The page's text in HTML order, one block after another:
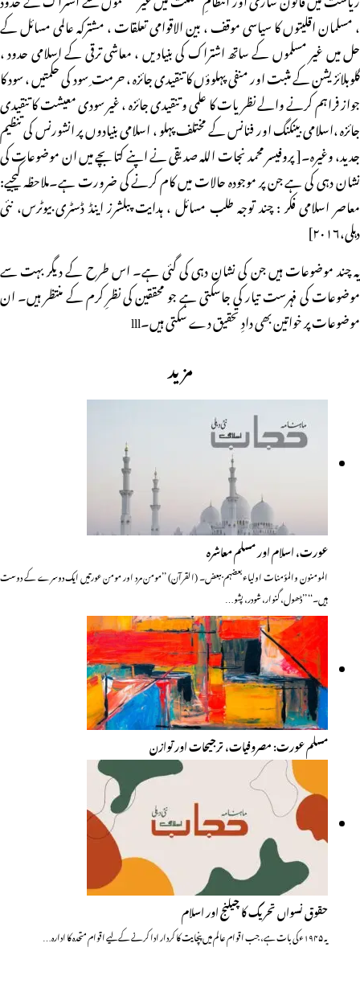
، مسلمان اقلیتوں کا سیاسی موقف ، بین الاقوامی تعلقات ، مشترکہ عالمی مسائل کے
حل میں غیر مسلموں کے ساتھ اشتراک کی بنیادیں ، معاشی ترقی کے اسلامی حدود ،
گلوبلائزیشن کے مثبت اور منفی پہلوؤں کا تنقیدی جائزہ ، حرمت ِ سود کی حکمتیں ، سود کا
جواز فراہم کرنے والے نظریات کا علمی و تنقیدی جائزہ ، غیر سودی معیشت کا تنقیدی
جائزہ ،اسلامی بینکنگ اور فنانس کے مختلف پہلو ، اسلامی بنیادوں پر انشورنس کی تنظیم
جدید، وغیرہ۔[ پروفیسر محمد نجات اللہ صدیقی نے اپنے کتابچے میں ان موضوعات کی
نشان دہی کی ہے جن پر موجودہ حالات میں کام کرنے کی ضرورت ہے۔ملاحظہ کیجیے:
معاصر اسلامی فکر : چند توجہ طلب مسائل ، ہدایت پبلشرز اینڈ ڈسٹری بیوٹرس، نئی
دہلی،۲۰۱۶]
یہ چند موضوعات ہیں جن کی نشان دہی کی گئی ہے۔ اس طرح کے دیگر بہت سے
موضوعات کی فہرست تیار کی جاسکتی ہے جو محققین کی نظرِ کرم کے منتظر ہیں۔ ان
موضوعات پر خواتین بھی دادِ تحقیق دے سکتی ہیں۔lll
مزید
عورت، اسلام اور مسلم معاشرہ
المومنون والمؤمنات اولیاء بعضہم ببعض۔ (القرآن) ’’مومن مرد اور مومن عورتیں ایک دوسرے کے دوست
ہیں۔‘‘ ’’ڈھول، گنوار، شودر، پشو…
مسلم عورت: مصروفیات، ترجیحات اور توازن
حقوق نسواں تحریک کا چیلنج اور اسلام
یہ ۱۹۴۵ء کی بات ہے، جب اقوام عالم میں پنچایت کا کردار ادا کرنے کے لیے اقوام متحدہ کا ادارہ…